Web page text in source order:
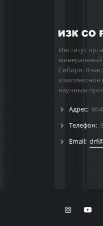
Институт
минеральной
Сибири. В
комплексное
научным
Адрес:
Телефон:
Email: